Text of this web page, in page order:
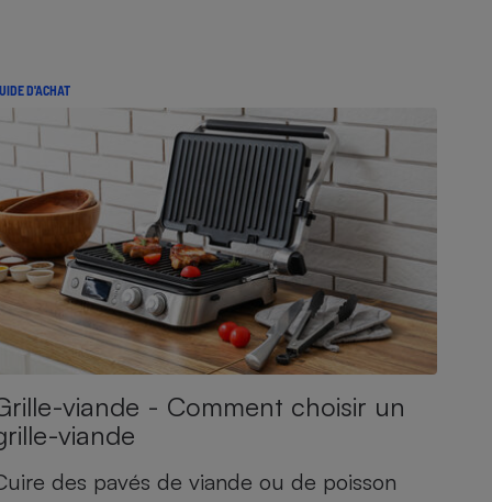
D'ACHAT
viande - Comment choisir un
viande
des pavés de viande ou de poisson